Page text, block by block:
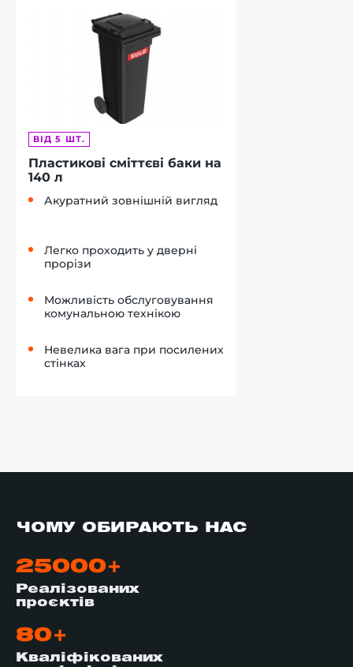
ВІД 5 ШТ.
Пластикові сміттєві баки на
140 л
Акуратний зовнішній вигляд
Легко проходить у дверні
прорізи
Можливість обслуговування
комунальною технікою
Невелика вага при посилених
стінках
ЧОМУ ОБИРАЮТЬ НАС
25000+
Реалізованих
проєктів
80+
Кваліфікованих